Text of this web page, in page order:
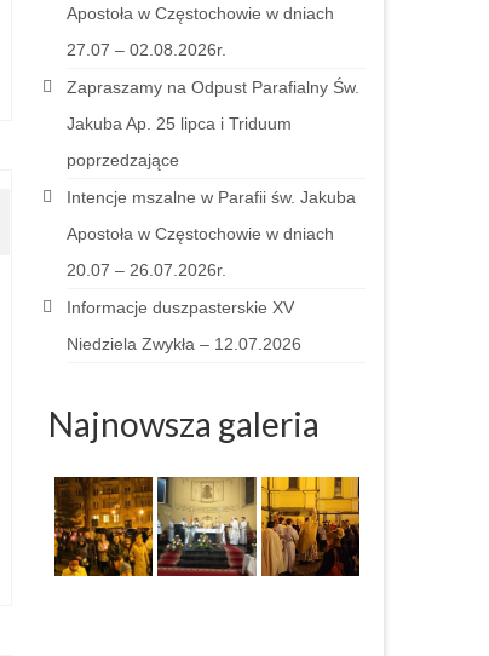
Apostoła w Częstochowie w dniach
27.07 – 02.08.2026r.
Zapraszamy na Odpust Parafialny Św.
Jakuba Ap. 25 lipca i Triduum
poprzedzające
Intencje mszalne w Parafii św. Jakuba
Apostoła w Częstochowie w dniach
20.07 – 26.07.2026r.
Informacje duszpasterskie XV
Niedziela Zwykła – 12.07.2026
Najnowsza galeria